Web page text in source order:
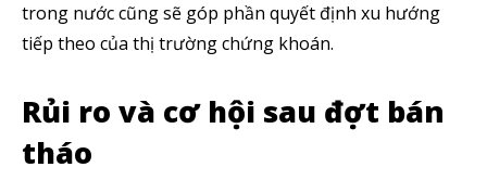
trong nước cũng sẽ góp phần quyết định xu hướng
tiếp theo của thị trường chứng khoán.
Rủi ro và cơ hội sau đợt bán
tháo